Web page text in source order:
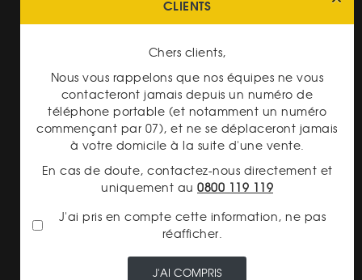
TRANSPARENCE DES
PRIX
PAIEMENT SECURISÉ
CLIENTS
Chers clients,
Nous vous rappelons que nos équipes ne vous
contacteront jamais depuis un numéro de
téléphone portable (et notamment un numéro
commençant par 07), et ne se déplaceront jamais
à votre domicile à la suite d'une vente.
En cas de doute, contactez-nous directement et
uniquement au 0800 119 119
J'ai pris en compte cette information, ne pas
réafficher.
J'AI COMPRIS